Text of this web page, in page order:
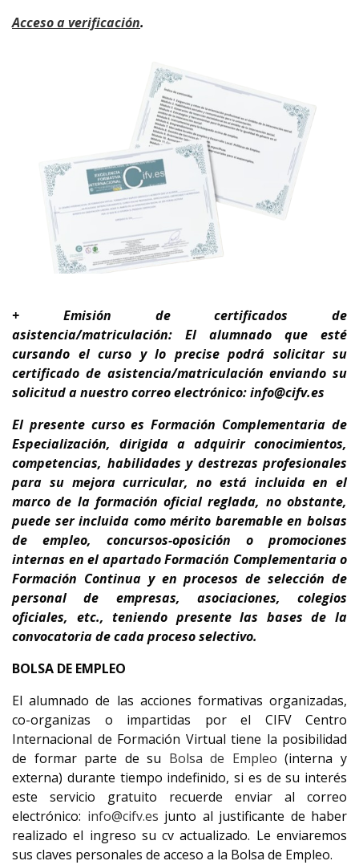
Acceso a verificación.
+ Emisión de certificados de
asistencia/matriculación: El alumnado que esté
cursando el curso y lo precise podrá solicitar su
certificado de asistencia/matriculación enviando su
solicitud a nuestro correo electrónico: info@cifv.es
El presente curso esFormación Complementaria de
Especialización, dirigida a adquirir conocimientos,
competencias, habilidades y destrezas profesionales
para sumejora curricular, no está incluida en el
marco de la formación oficial reglada, no obstante,
puede ser incluida como mérito baremable en bolsas
de empleo, concursos-oposición o promociones
internas en el apartado Formación Complementaria o
Formación Continua y en procesos de selección de
personal de empresas, asociaciones, colegios
oficiales, etc., teniendo presentelas bases de la
convocatoria de cada proceso selectivo.
BOLSA DE EMPLEO
El alumnado de las acciones formativas organizadas,
co-organizas o impartidas por el CIFV Centro
Internacional de Formación Virtual tiene la posibilidad
de formar parte de su Bolsa de Empleo (interna y
externa) durante tiempo indefinido, si es de su interés
este servicio gratuito recuerde enviar al correo
electrónico: info@cifv.es junto al justificante de haber
realizado el ingreso su cv actualizado. Le enviaremos
sus claves personales de acceso a la Bolsa de Empleo.